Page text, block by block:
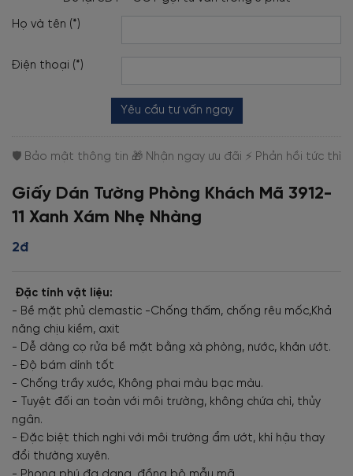
Họ và tên (*)
Điện thoại (*)
Yêu cầu tư vấn ngay
Giấy Dán Tường Phòng Khách Mã 3912-
11 Xanh Xám Nhẹ Nhàng
2đ
Đặc tính vật liệu:
- Bề mặt phủ clemastic -Chống thấm, chống rêu mốc,Khả
năng chịu kiềm, axit
- Dễ dàng cọ rửa bề mặt bằng xà phòng, nước, khăn ướt.
- Độ bám dính tốt
- Chống trầy xước, Không phai màu bạc màu.
- Tuyệt đối an toàn với môi trường, không chứa chì, thủy
ngân.
- Đặc biệt thích nghi với môi trường ẩm ướt, khí hậu thay
đổi thường xuyên.